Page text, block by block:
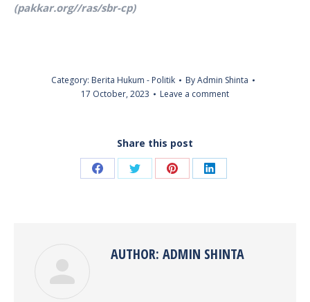
(pakkar.org//ras/sbr-cp)
Category: Berita Hukum - Politik ByAdmin Shinta
17 October, 2023
Leave a comment
Share this post
Share Share Share Share
AUTHOR: ADMIN SHINTA